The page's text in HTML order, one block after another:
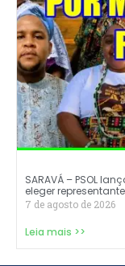
SARAVÁ – PSOL
eleger
7 de agosto de 2026
Leia mais >>